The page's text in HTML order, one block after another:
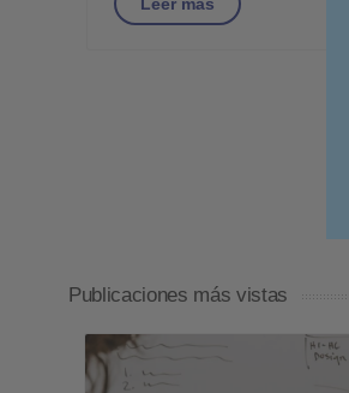
Publicaciones más vistas